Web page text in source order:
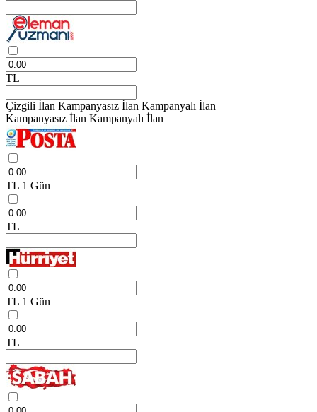
TL
Çizgili İlan Kampanyasız İlan Kampanyalı İlan
Kampanyasız İlan Kampanyalı İlan
TL 1 Gün
TL
TL 1 Gün
TL